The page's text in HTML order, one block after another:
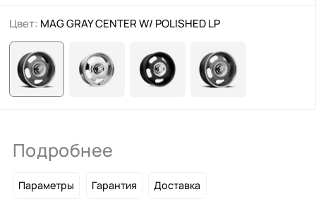
Цвет: MAG GRAY CENTER W/ POLISHED LP
Подробнее
Параметры Гарантия Доставка